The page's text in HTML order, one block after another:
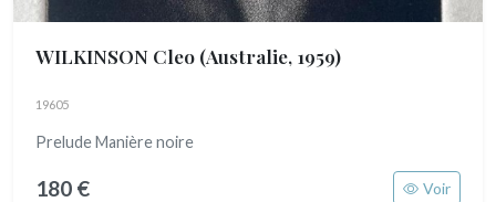
WILKINSON Cleo (Australie, 1959)
19605
Prelude Manière noire
180 € Voir